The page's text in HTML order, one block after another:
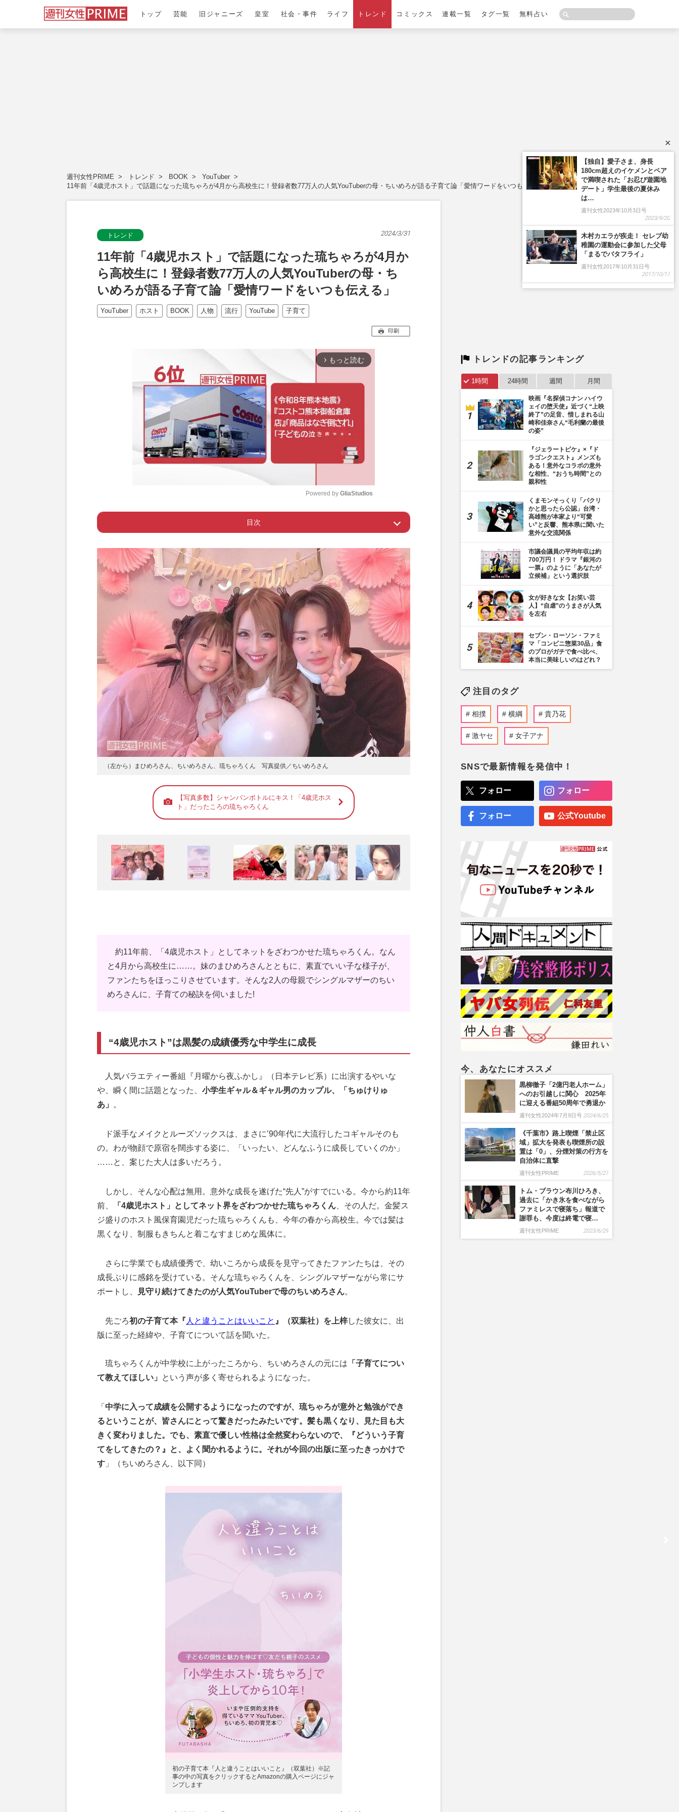
トップ 芸能 旧ジャニーズ 皇室 社会・事件 ライフ トレンド コミックス 連載一覧 タグ一覧 無料占い
週刊女性PRIME トレンド BOOK
YouTuber
11年前「4歳児ホスト」で話題になった琉ちゃろが4月から高校生に！登録者数77万人の人気YouTuberの母・ちいめろが語る子育て論「愛情ワードをいつも伝える」
トレンド 2024/3/31
11年前「4歳児ホスト」で話題になった琉ちゃろが4月か
ら高校生に！登録者数77万人の人気YouTuberの母・ち
いめろが語る子育て論「愛情ワードをいつも伝える」
YouTuber ホスト BOOK 人物 流行 YouTube 子育て
印刷
arrow_forward_ios もっと読む
t
Powered by GliaStudios
目次
Page 1 ー “4歳児ホスト”は黒髪の成績優秀な中学生に成長
Page 2 ー 「お金は勝手に湧いてはこない」ことをしっかり教える
ー 「自分らしさを大切にしてほしい」
（左から）まひめろさん、ちいめろさん、琉ちゃろくん 写真提供／ちいめろさん
【写真多数】シャンパンボトルにキス！「4歳児ホス
ト」だったころの琉ちゃろくん
約11年前、「4歳児ホスト」としてネットをざわつかせた琉ちゃろくん。なん
と4月から高校生に……。妹のまひめろさんとともに、素直でいい子な様子が、
ファンたちをほっこりさせています。そんな2人の母親でシングルマザーのちい
めろさんに、子育ての秘訣を伺いました!
“4歳児ホスト”は黒髪の成績優秀な中学生に成長
人気バラエティー番組『月曜から夜ふかし』（日本テレビ系）に出演するやいな
や、瞬く間に話題となった、 小学生ギャル＆ギャル男のカップル、「ちゅけりゅ
あ」
。
ド派手なメイクとルーズソックスは、まさに’90年代に大流行したコギャルそのも
の。わが物顔で原宿を闊歩する姿に、「いったい、どんなふうに成長していくのか」
……と、案じた大人は多いだろう。
しかし、そんな心配は無用。意外な成長を遂げた“先人”がすでにいる。今から約11年
前、
「4歳児ホスト」としてネット界をざわつかせた琉ちゃろくん 、その人だ。金髪ス
ジ盛りのホスト風保育園児だった琉ちゃろくんも、今年の春から高校生。今では髪は
黒くなり、制服もきちんと着こなすまじめな風体に。
さらに学業でも成績優秀で、幼いころから成長を見守ってきたファンたちは、その
成長ぶりに感銘を受けている。そんな琉ちゃろくんを、シングルマザーながら常にサ
ポートし、
見守り続けてきたのが人気YouTuberで母のちいめろさん。
先ごろ初の子育て本『 人と違うことはいいこと 』（双葉社）を上梓した彼女に、出
版に至った経緯や、子育てについて話を聞いた。
琉ちゃろくんが中学校に上がったころから、ちいめろさんの元には 「子育てについ
て教えてほしい」
という声が多く寄せられるようになった。
「 中学に入って成績を公開するようになったのですが、琉ちゃろが意外と勉強ができ
るということが、皆さんにとって驚きだったみたいです。髪も黒くなり、見た目も大
きく変わりました。でも、素直で優しい性格は全然変わらないので、『どういう子育
てをしてきたの？』と、よく聞かれるように。それが今回の出版に至ったきっかけで
す 」（ちいめろさん、以下同）
初の子育て本『人と違うことはいいこと』（双葉社）※記
事の中の写真をクリックするとAmazonの購入ページにジャ
ンプします
トレンドの記事ランキング
1時間 24時間 週間 月間
映画『名探偵コナン ハイウ
ェイの堕天使』近づく“上映
終了”の足音、惜しまれる山
崎和佳奈さん“毛利蘭の最後
の姿”
『ジェラートピケ』×『ド
ラゴンクエスト』メンズも
ある！意外なコラボの意外
な相性、“おうち時間”との
親和性
くまモンそっくり「パクリ
かと思ったら公認」台湾・
高雄熊が本家より“可愛
い”と反響、熊本県に聞いた
意外な交流関係
市議会議員の平均年収は約
700万円！ ドラマ『銀河の
一票』のように「あなたが
立候補」という選択肢
女が好きな女【お笑い芸
人】“自虐”のうまさが人気
を左右
セブン・ローソン・ファミ
マ「コンビニ惣菜30品」食
のプロがガチで食べ比べ、
本当に美味しいのはどれ？
注目のタグ
相撲 横綱 貴乃花
激ヤセ 女子アナ
SNSで最新情報を発信中！
フォロー フォロー
フォロー 公式Youtube
今、あなたにオススメ
黒柳徹子「2億円老人ホーム」
へのお引越しに関心 2025年
に迎える番組50周年で勇退か
週刊女性2024年7月9日号 2024/6/25
《千葉市》路上喫煙「禁止区
域」拡大を発表も喫煙所の設
置は「0」、分煙対策の行方を
自治体に直撃
週刊女性PRIME 2026/5/27
トム・ブラウン布川ひろき、
過去に「かき氷を食べながら
ファミレスで寝落ち」報道で
謝罪も、今度は終電で寝…
週刊女性PRIME 2023/6/29
×